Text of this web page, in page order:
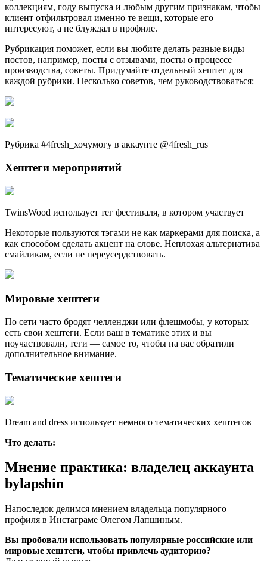
коллекциям, году выпуска и любым другим признакам, чтобы
клиент отфильтровал именно те вещи, которые его
интересуют, а не блуждал в профиле.
Рубрикация поможет, если вы любите делать разные виды
постов, например, посты с отзывами, посты о процессе
производства, советы. Придумайте отдельный хештег для
каждой рубрики. Несколько советов, чем руководствоваться:
Рубрика #4fresh_хочумогу в аккаунте @4fresh_rus
Хештеги мероприятий
TwinsWood использует тег фестиваля, в котором участвует
Некоторые пользуются тэгами не как маркерами для поиска, а
как способом сделать акцент на слове. Неплохая альтернатива
смайликам, если не переусердствовать.
Мировые хештеги
По сети часто бродят челленджи или флешмобы, у которых
есть свои хештеги. Если ваш в тематике этих и вы
поучаствовали, теги ― самое то, чтобы на вас обратили
дополнительное внимание.
Тематические хештеги
Dream and dress использует немного тематических хештегов
Что делать:
Мнение практика: владелец аккаунта
bylapshin
Напоследок делимся мнением владельца популярного
профиля в Инстаграме Олегом Лапшиным.
Вы пробовали использовать популярные российские или
мировые хештеги, чтобы привлечь аудиторию?